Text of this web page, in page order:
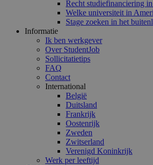
Recht studiefinanciering
Welke universiteit in
Stage zoeken in het
Informatie
Ik ben werkgever
Over StudentJob
Sollicitatietips
FAQ
Contact
International
België
Duitsland
Frankrijk
Oostenrijk
Zweden
Zwitserland
Verenigd Koninkrijk
Werk per leeftijd